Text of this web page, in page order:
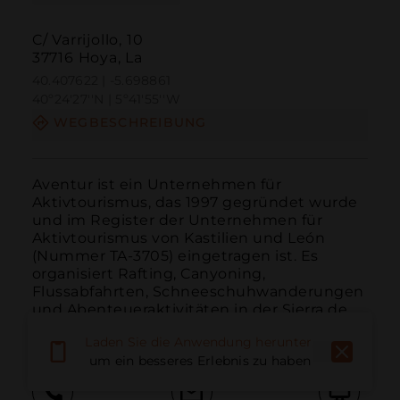
C/ Varrijollo, 10
37716 Hoya, La
Aventur ist ein Unternehmen für
Aktivtourismus, das 1997 gegründet wurde
und im Register der Unternehmen für
Aktivtourismus von Kastilien und León
(Nummer TA-3705) eingetragen ist. Es
organisiert Rafting, Canyoning,
Flussabfahrten, Schneeschuhwanderungen
und Abenteueraktivitäten in der Sierra de
um ein besseres Erlebnis zu haben